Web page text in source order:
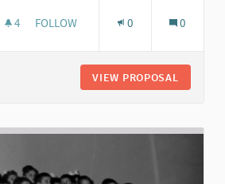
4 4 FOLLOWERS
FOLLOW 0 0
VIEW PROPOSAL